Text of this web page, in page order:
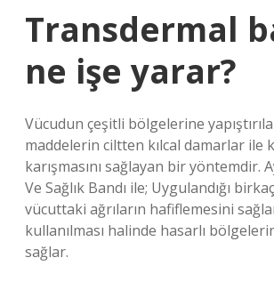
Transdermal
ne işe yarar?
Vücudun çeşitli bölgelerine
maddelerin ciltten kılcal damarlar ile
karışmasını sağlayan bir yöntemdir.
Ve Sağlık Bandı ile; Uygulandığı
vücuttaki ağrıların hafiflemesini
kullanılması halinde hasarlı
sağlar.